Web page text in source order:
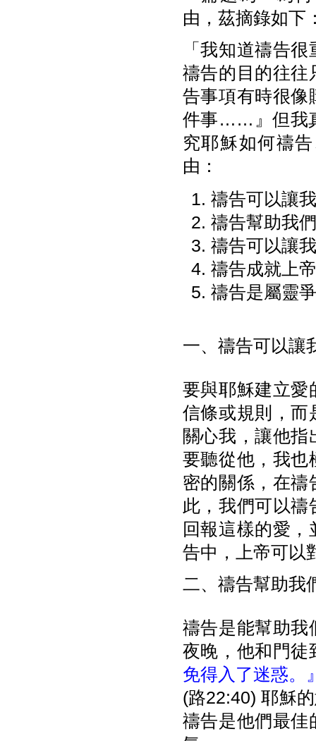
由，茲摘錄如下
「我知道禱告
禱告的目的往往
告事項有時很像
件事……』但我
究耶穌如何禱
由：
禱告可以讓
禱告幫助我
禱告可以讓
禱告成就上
禱告是屬靈
一、禱告可以讓
要與耶穌建立愛
信條或規則，而
關心我，讓他
要聽從他，我也
密的關係，在禱
此，我們可以
回報這樣的愛
告中，上帝可以
二、禱告幫助我
禱告是能幫助我
夜晚，他和門徒
免得入了迷惑。
(路22:40) 耶穌
禱告是他們最佳